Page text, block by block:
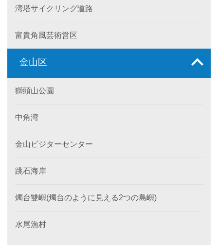
湾塔サイクリング道路
富貴角風芸術営区
金山区
獅頭山公園
中角湾
金山ビジターセンター
跳石海岸
燭台雙嶼(燭台のように見える2つの島嶼)
水尾漁村